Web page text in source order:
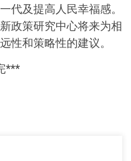
代及提高人民幸福感。
政策研究中心将来为相
性和策略性的建议。
***